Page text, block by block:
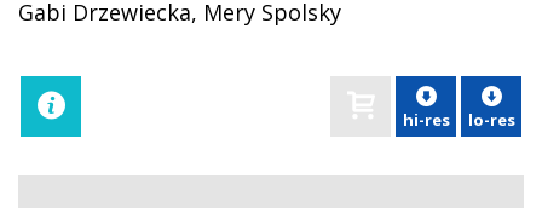
Gabi Drzewiecka, Mery Spolsky
hi-res lo-res